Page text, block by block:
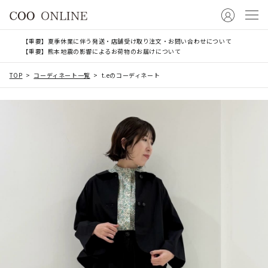
【重要】夏季休業に伴う発送・店舗受け取り注文・お問い合わせについて
【重要】熊本地震の影響によるお荷物のお届けについて
TOP コーディネート一覧 t.eのコーディネート